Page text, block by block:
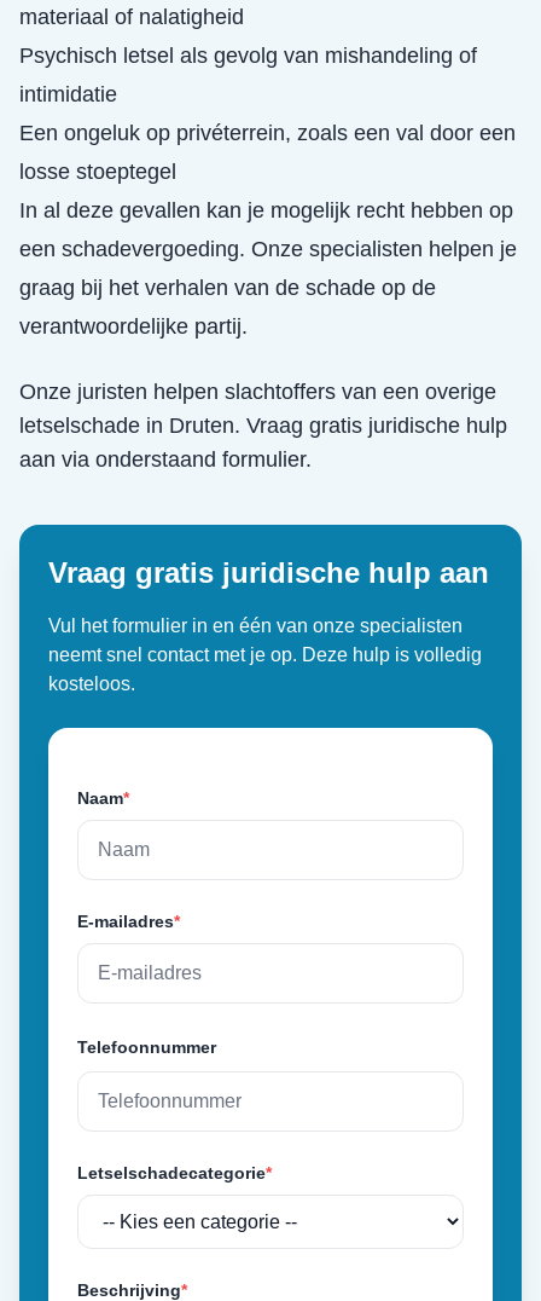
materiaal of nalatigheid
Psychisch letsel als gevolg van mishandeling of
intimidatie
Een ongeluk op privéterrein, zoals een val door een
losse stoeptegel
In al deze gevallen kan je mogelijk recht hebben op
een schadevergoeding. Onze specialisten helpen je
graag bij het verhalen van de schade op de
verantwoordelijke partij.
Onze juristen helpen slachtoffers van een overige
letselschade in Druten. Vraag gratis juridische hulp
aan via onderstaand formulier.
Vraag gratis juridische hulp aan
Vul het formulier in en één van onze specialisten
neemt snel contact met je op. Deze hulp is volledig
kosteloos.
Naam*
E-mailadres*
Telefoonnummer
Letselschadecategorie*
Beschrijving*